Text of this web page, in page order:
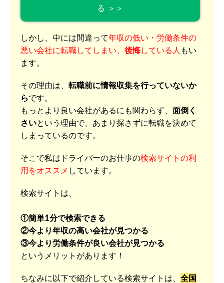
る ＞＞
しかし、中には間違って年収の低い・労働条件の
悪い会社に転職してしまい、 後悔している人 もい
ます。
その理由は、 転職前に情報収集を行っていないか
らです。
もっとより良い会社があるにも関わらず、 面倒く
さいという理由で、あまり探さずに転職を決めて
しまっているのです。
そこで私はドライバーのお仕事の検索サイトの利
用をオススメ しています。
検索サイトは、
①簡単1分で検索できる
②今より年収の高い会社が見つかる
③今より労働条件が良い会社が見つかる
というメリットがあります！
ちなみに以下で紹介している検索サイトは、 全国